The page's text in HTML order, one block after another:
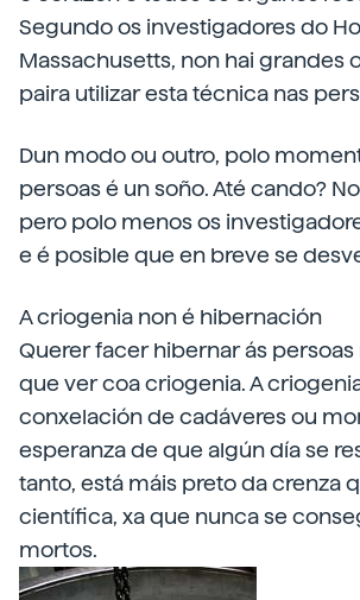
Segundo os investigadores do
Massachusetts, non hai grandes
paira utilizar esta técnica nas
Dun modo ou outro, polo
persoas é un soño. Até cando?
pero polo menos os
e é posible que en breve se
A criogenia non é hibernación
Querer facer hibernar ás
que ver coa criogenia. A
conxelación de cadáveres ou
esperanza de que algún día se
tanto, está máis preto da crenza
científica, xa que nunca se
mortos.